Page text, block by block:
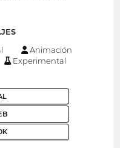
Animación
Experimental